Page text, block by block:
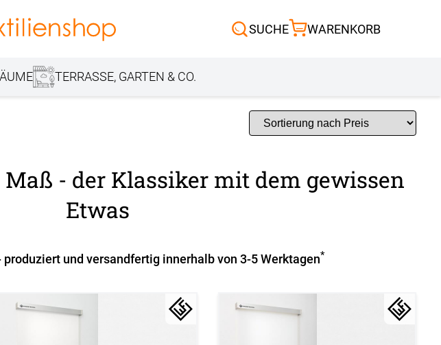
SUCHE WARENKORB
Jalousie Scheibengardinen
TERRASSE, GARTEN & CO.
- der Klassiker mit dem gewissen
Etwas
produziert und versandfertig innerhalb von 3-5 Werktagen*